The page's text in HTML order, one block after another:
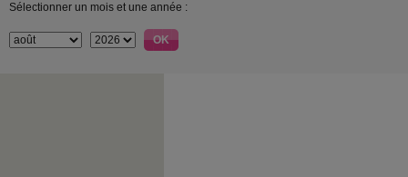
Sélectionner un mois et une année :